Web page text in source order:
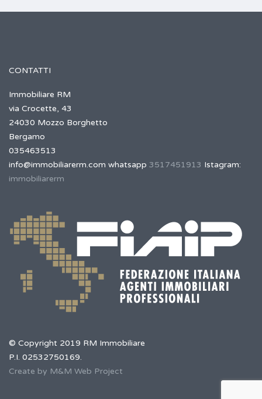
CONTATTI
Immobiliare RM
via Crocette, 43
24030 Mozzo Borghetto
Bergamo
035463513
info@immobiliarerm.com whatsapp 3517451913 Istagram:
immobiliarerm
© Copyright 2019 RM Immobiliare
P.I. 02532750169.
Create by M&M Web Project